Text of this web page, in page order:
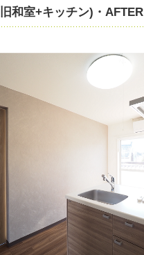
和室+キッチン)・AFTER